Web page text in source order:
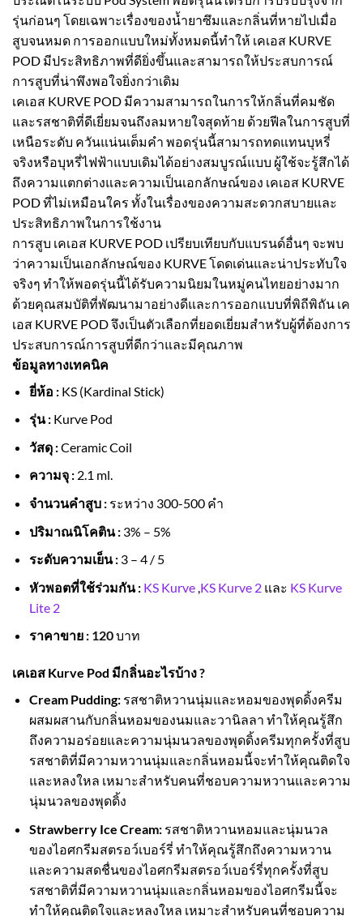
รุ่นก่อนๆ โดยเฉพาะเรื่องของน้ำยาซึมและกลิ่นที่หายไปเมื่อ
สูบจนหมด การออกแบบใหม่ทั้งหมดนี้ทำให้ เคเอส KURVE
POD มีประสิทธิภาพที่ดียิ่งขึ้นและสามารถให้ประสบการณ์
การสูบที่น่าพึงพอใจยิ่งกว่าเดิม
เคเอส KURVE POD มีความสามารถในการให้กลิ่นที่คมชัด
และรสชาติที่ดีเยี่ยมจนถึงลมหายใจสุดท้าย ด้วยฟีลในการสูบที่
เหนือระดับ ควันแน่นเต็มคำ พอดรุ่นนี้สามารถทดแทนบุหรี่
จริงหรือบุหรี่ไฟฟ้าแบบเดิมได้อย่างสมบูรณ์แบบ ผู้ใช้จะรู้สึกได้
ถึงความแตกต่างและความเป็นเอกลักษณ์ของ เคเอส KURVE
POD ที่ไม่เหมือนใคร ทั้งในเรื่องของความสะดวกสบายและ
ประสิทธิภาพในการใช้งาน
การสูบ เคเอส KURVE POD เปรียบเทียบกับแบรนด์อื่นๆ จะพบ
ว่าความเป็นเอกลักษณ์ของ KURVE โดดเด่นและน่าประทับใจ
จริงๆ ทำให้พอดรุ่นนี้ได้รับความนิยมในหมู่คนไทยอย่างมาก
ด้วยคุณสมบัติที่พัฒนามาอย่างดีและการออกแบบที่พิถีพิถัน เค
เอส KURVE POD จึงเป็นตัวเลือกที่ยอดเยี่ยมสำหรับผู้ที่ต้องการ
ประสบการณ์การสูบที่ดีกว่าและมีคุณภาพ
ข้อมูลทางเทคนิค
ยี่ห้อ :KS (Kardinal Stick)
รุ่น :Kurve Pod
วัสดุ :Ceramic Coil
ความจุ :2.1 ml.
จำนวนคำสูบ :ระหว่าง 300-500 คำ
ปริมาณนิโคติน :3% – 5%
ระดับความเย็น :3 – 4 / 5
หัวพอตที่ใช้ร่วมกัน : KS Kurve,KS Kurve 2และ KS Kurve
Lite 2
ราคาขาย : 120บาท
เคเอส Kurve Pod มีกลิ่นอะไรบ้าง ?
Cream Pudding:รสชาติหวานนุ่มและหอมของพุดดิ้งครีม
ผสมผสานกับกลิ่นหอมของนมและวานิลลา ทำให้คุณรู้สึก
ถึงความอร่อยและความนุ่มนวลของพุดดิ้งครีมทุกครั้งที่สูบ
รสชาติที่มีความหวานนุ่มและกลิ่นหอมนี้จะทำให้คุณติดใจ
และหลงใหล เหมาะสำหรับคนที่ชอบความหวานและความ
นุ่มนวลของพุดดิ้ง
Strawberry Ice Cream:รสชาติหวานหอมและนุ่มนวล
ของไอศกรีมสตรอว์เบอร์รี่ ทำให้คุณรู้สึกถึงความหวาน
และความสดชื่นของไอศกรีมสตรอว์เบอร์รี่ทุกครั้งที่สูบ
รสชาติที่มีความหวานนุ่มและกลิ่นหอมของไอศกรีมนี้จะ
ทำให้คุณติดใจและหลงใหล เหมาะสำหรับคนที่ชอบความ